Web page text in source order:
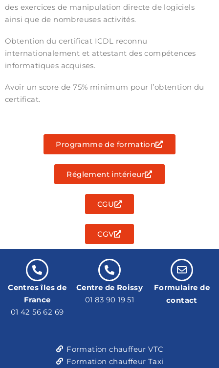
des exercices de manipulation directe de logiciels
ainsi que de nombreuses activités.
Obtention du certificat ICDL reconnu
internationalement et attestant des compétences
informatiques acquises.
Avoir un score de 75% minimum pour l’obtention du
certificat.
Programme de formation
Réglement intérieur
CGU
CGV
Centres îles de
France
01 42 56 62 69
Centre de Roissy
01 83 90 19 51
Formulaire de
contact
Formation chauffeur VTC
Formation chauffeur Taxi